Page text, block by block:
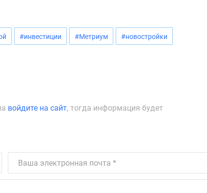
#инвестиции #Метриум #новостройки
войдите на сайт, тогда информация будет